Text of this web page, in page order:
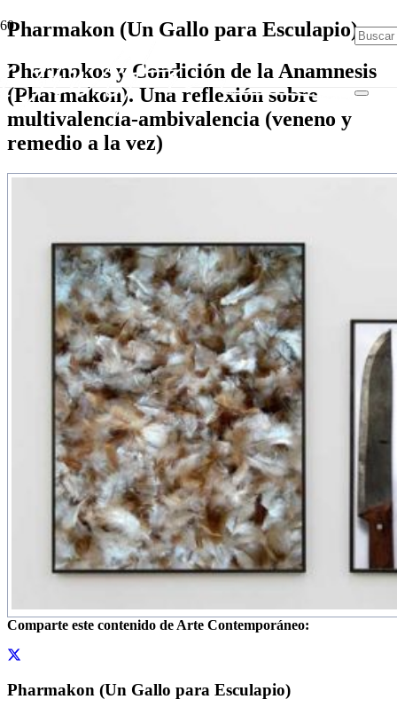
Pharmakon (Un Gallo para Esculapio)
Pharmakos y Condición de la Anamnesis
(Pharmakon). Una reflexión sobre
multivalencia-ambivalencia (veneno y
remedio a la vez)
Comparte este contenido de Arte Contemporáneo:
Pharmakon (Un Gallo para Esculapio)